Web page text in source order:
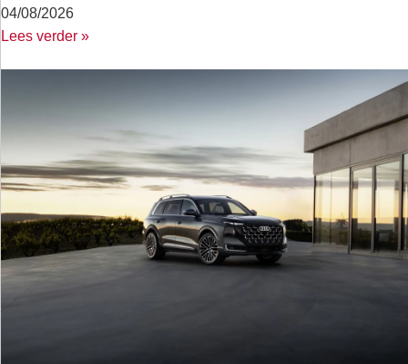
04/08/2026
Lees verder »